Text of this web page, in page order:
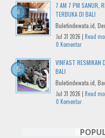
7 AM 7 PM SANUR,
TERBUKA DI BALI
Buletindewata.id,
Jul 31 2026 | Read
0 Komentar
VINFAST RESMIKAN
BALI
Buletindewata.id,
Jul 31 2026 | Read
0 Komentar